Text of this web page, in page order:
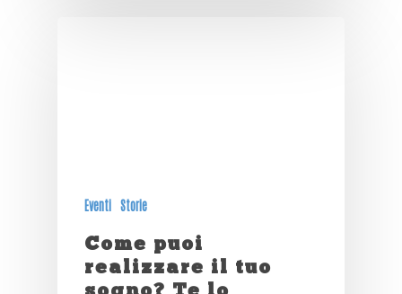
Eventi Storie
Come puoi
realizzare il tuo